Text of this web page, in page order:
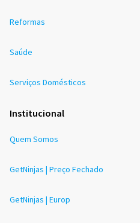
Reformas
Saúde
Serviços Domésticos
Institucional
Quem Somos
GetNinjas | Preço Fechado
GetNinjas | Europ